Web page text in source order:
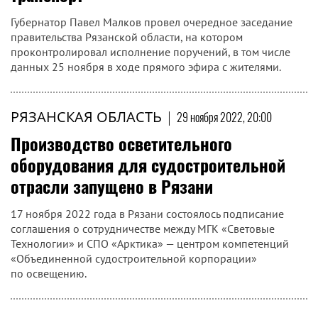
Губернатор Павел Малков провел очередное заседание
правительства Рязанской области, на котором
проконтролировал исполнение поручений, в том числе
данных 25 ноября в ходе прямого эфира с жителями.
РЯЗАНСКАЯ ОБЛАСТЬ | 29 ноября 2022, 20:00
Производство осветительного
оборудования для судостроительной
отрасли запущено в Рязани
17 ноября 2022 года в Рязани состоялось подписание
соглашения о сотрудничестве между МГК «Световые
Технологии» и СПО «Арктика» — центром компетенций
«Объединенной судостроительной корпорации»
по освещению.